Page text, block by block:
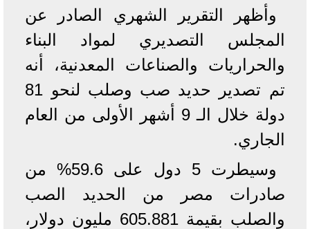
وأظهر التقرير الشهري الصادر عن
المجلس التصديري لمواد البناء
والحراريات والصناعات المعدنية، أنه
تم تصدير حديد صب وصلب لنحو 81
دولة خلال الـ 9 أشهر الأولى من العام
الجاري.
وسيطرت 5 دول على 59.6% من
صادرات مصر من الحديد الصب
والصلب بقيمة 605.881 مليون دولار،